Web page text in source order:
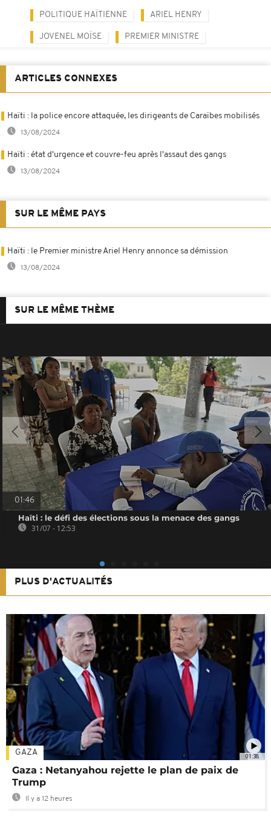
POLITIQUE HAÏTIENNE ARIEL HENRY
JOVENEL MOÏSE PREMIER MINISTRE
ARTICLES CONNEXES
Haïti : la police encore attaquée, les dirigeants de Caraïbes mobilisés
13/08/2024
Haïti : état d'urgence et couvre-feu après l'assaut des gangs
13/08/2024
SUR LE MÊME PAYS
Haïti : le Premier ministre Ariel Henry annonce sa démission
13/08/2024
SUR LE MÊME THÈME
01:46
Haïti : le défi des élections sous la menace des gangs
31/07 - 12:53
PLUS D'ACTUALITÉS
01:38
GAZA
Gaza : Netanyahou rejette le plan de paix de
Trump
Il y a 12 heures